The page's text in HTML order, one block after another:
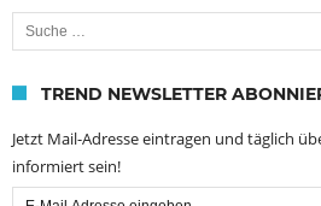
Suche nach:
TREND NEWSLETTER
Jetzt Mail-Adresse eintragen und täglich
informiert sein!
Email